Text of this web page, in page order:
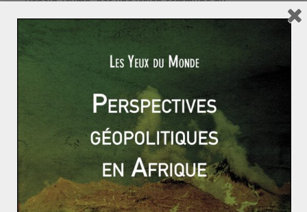
protectionnisme et un goût prononcé pour la
provocation. Ce n’est pas pour rien que Boris Johnson
est surnommé le « Trump anglais ».
Une chose est sûre, la nomination de Johnson aux
Affaires étrangères rompt avec une suite de ministres
plutôt discrets. Il n’est pas impossible que certaines
futures sorties de « BoJo » fassent débat au sein même
du gouvernement conservateur. Si les éléments
évoqués ci-dessus annoncent un mandat mouvementé,
il ne faut pas omettre la possibilité que l’excentrique
Boris s’assagisse à travers l’expérience de la diplomatie.